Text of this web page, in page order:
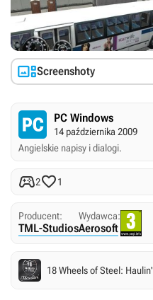
Screenshoty
PC Windows
14 października 2009
Angielskie napisy i dialogi.
21
Producent:
TML-Studios
Wydawca:
Aerosoft
18 Wheels of Steel: Haulin'